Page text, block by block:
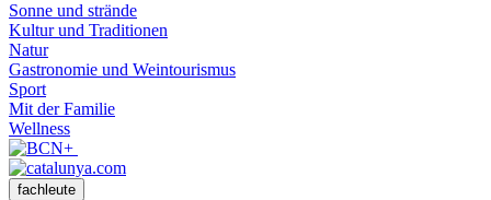
Sonne und strände
Kultur und Traditionen
Natur
Gastronomie und Weintourismus
Sport
Mit der Familie
Wellness
fachleute